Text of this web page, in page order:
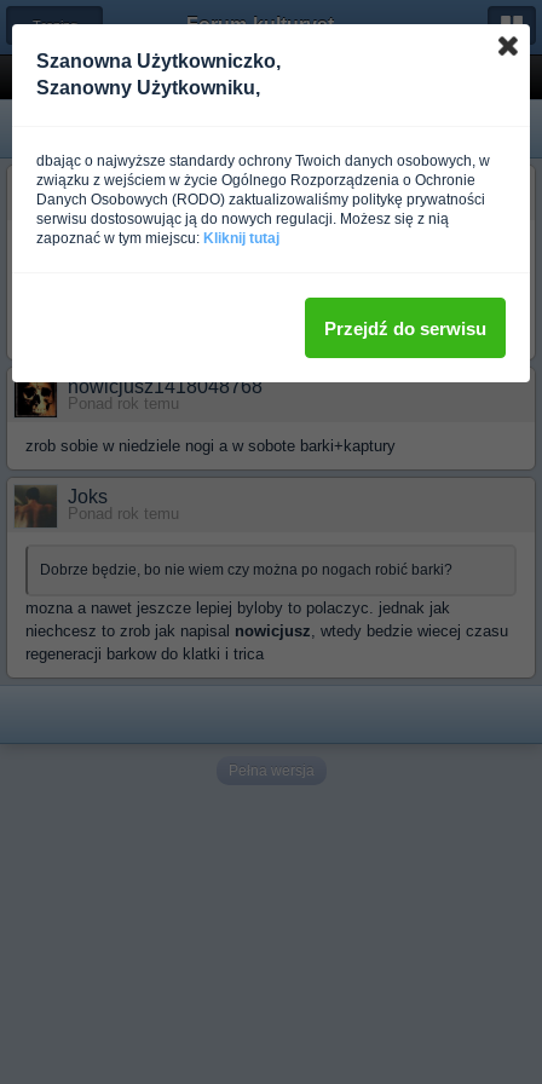
← Trening dla początkujących Forum-kulturystyka.pl
Dobra jest taka rozpiska?
monkwkapciach
Ponad rok temu
wtorek- klatka+triceps
Dobrze będzie, bo nie wiem czy można po nogach robić barki?
nowicjusz1418048768
Ponad rok temu
zrob sobie w niedziele nogi a w sobote barki+kaptury
Joks
Ponad rok temu
Dobrze będzie, bo nie wiem czy można po nogach robić barki?
mozna a nawet jeszcze lepiej byloby to polaczyc. jednak jak
niechcesz to zrob jak napisal nowicjusz, wtedy bedzie wiecej czasu
regeneracji barkow do klatki i trica
Pełna wersja
Szanowna Użytkowniczko,
Szanowny Użytkowniku,
dbając o najwyższe standardy ochrony Twoich danych osobowych, w
związku z wejściem w życie Ogólnego Rozporządzenia o Ochronie
Danych Osobowych (RODO) zaktualizowaliśmy politykę prywatności
serwisu dostosowując ją do nowych regulacji. Możesz się z nią
zapoznać w tym miejscu: Kliknij tutaj
Przejdź do serwisu